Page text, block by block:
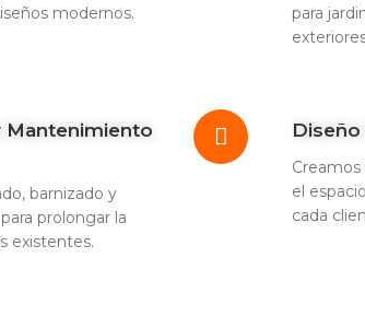
modernos.
para
Mantenimiento
barnizado y
prolongar la
existentes.
el
cada